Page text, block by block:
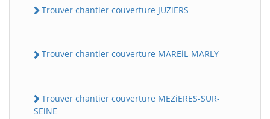
Trouver chantier couverture JUZiERS
Trouver chantier couverture MAREiL-MARLY
Trouver chantier couverture MEZiERES-SUR-
SEiNE